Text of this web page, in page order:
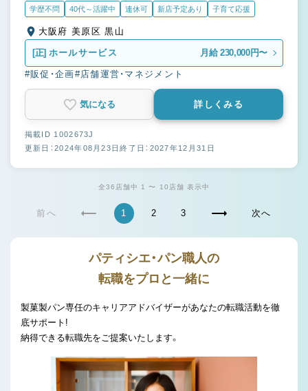
学歴不問 40代～活躍中 連休可 新店予定あり 子育て応援
大阪府 美原区 黒山
[正] ホールサービス 月給 230,000円〜
#販促・企画#店舗運営・マネジメント
気になる 詳しくみる
掲載ID 1002673J
更新日：2024年08月23日終了日：2027年12月31日
全36店舗中 1 〜 10店舗 表示中
前へ 1 2 3 次へ
パティシエ・パン職人の
転職をプロと一緒に
製菓製パン専任のキャリアアドバイザーがあなたの転職活動を徹
底サポート!
納得できる転職先をご提案いたします。